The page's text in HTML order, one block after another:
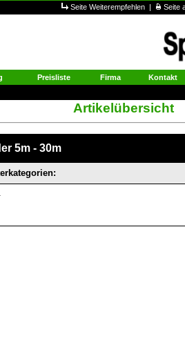
Seite Weiterempfehlen | Seite
Preisliste Firma Kontakt
Artikelübersicht
5m - 30m